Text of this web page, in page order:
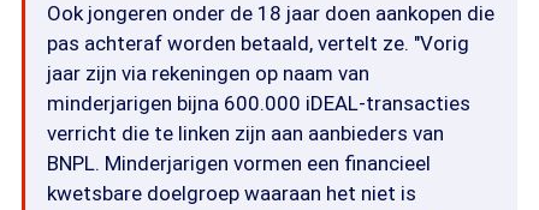
Ook jongeren onder de 18 jaar doen aankopen die
pas achteraf worden betaald, vertelt ze. "Vorig
jaar zijn via rekeningen op naam van
minderjarigen bijna 600.000 iDEAL-transacties
verricht die te linken zijn aan aanbieders van
BNPL. Minderjarigen vormen een financieel
kwetsbare doelgroep waaraan het niet is